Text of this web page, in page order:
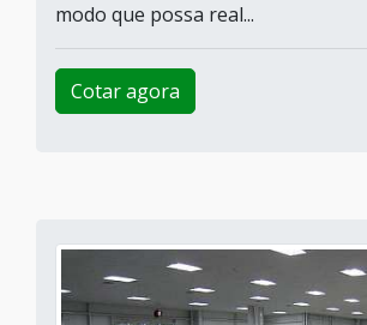
modo que possa real...
Cotar agora